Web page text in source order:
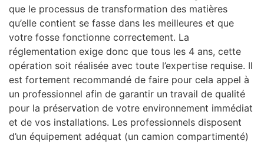
que le processus de transformation des matières
qu’elle contient se fasse dans les meilleures et que
votre fosse fonctionne correctement. La
réglementation exige donc que tous les 4 ans, cette
opération soit réalisée avec toute l’expertise requise. Il
est fortement recommandé de faire pour cela appel à
un professionnel afin de garantir un travail de qualité
pour la préservation de votre environnement immédiat
et de vos installations. Les professionnels disposent
d’un équipement adéquat (un camion compartimenté)